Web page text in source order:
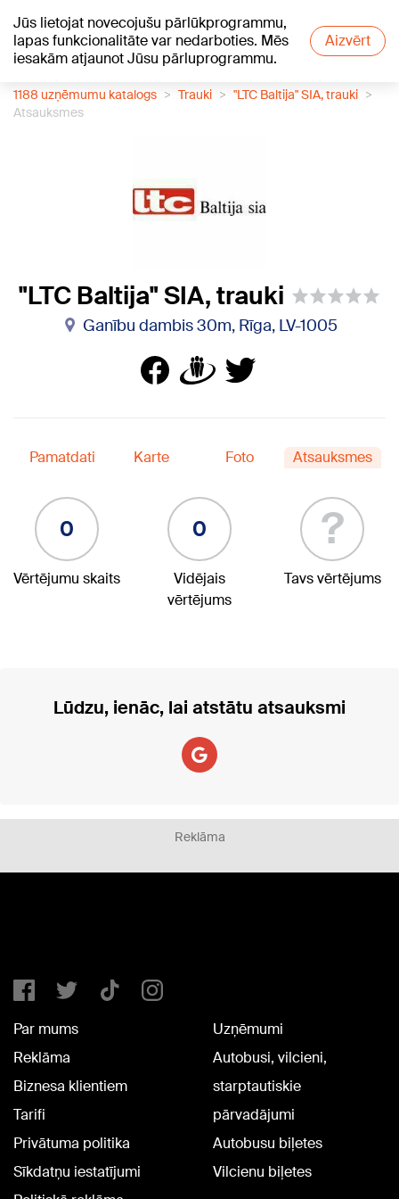
Jūs lietojat novecojušu pārlūkprogrammu,
lapas funkcionalitāte var nedarboties. Mēs
iesakām atjaunot Jūsu pārluprogrammu.
Aizvērt
+19°C
1188 uzņēmumu katalogs Trauki
"LTC Baltija" SIA, trauki
Atsauksmes
"LTC Baltija" SIA, trauki
Ganību dambis 30m, Rīga, LV-1005
Pamatdati Karte Foto Atsauksmes
0
Vērtējumu skaits
0
Vidējais
vērtējums
?
Tavs vērtējums
Lūdzu, ienāc, lai atstātu atsauksmi
Reklāma
Par mums
Reklāma
Biznesa klientiem
Tarifi
Privātuma politika
Sīkdatņu iestatījumi
Uzņēmumi
Autobusi, vilcieni,
starptautiskie
pārvadājumi
Autobusu biļetes
Vilcienu biļetes